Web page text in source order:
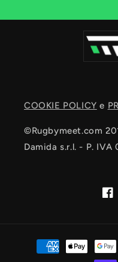
COOKIE POLICY e
©Rugbymeet.com
Damida s.r.l. - P.
Metodi